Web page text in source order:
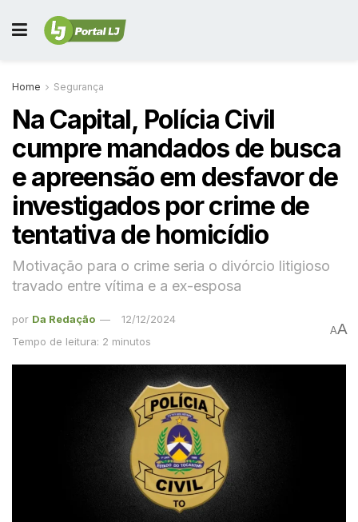
Home Segurança
Na Capital, Polícia Civil
cumpre mandados de busca
e apreensão em desfavor de
investigados por crime de
tentativa de homicídio
Motivação para o crime seria o divórcio litigioso
travado entre vítima e a ex-esposa
por Da Redação
12/12/2024
Tempo de leitura: 2 minutos
AA